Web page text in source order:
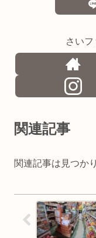
さい
関連記事
関連記事は見つか